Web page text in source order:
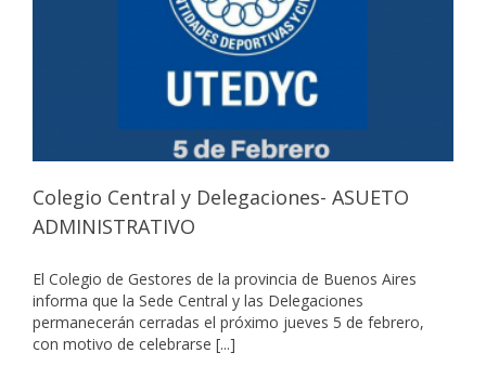
Colegio Central y Delegaciones- ASUETO
ADMINISTRATIVO
El Colegio de Gestores de la provincia de Buenos Aires
informa que la Sede Central y las Delegaciones
permanecerán cerradas el próximo jueves 5 de febrero,
con motivo de celebrarse [...]